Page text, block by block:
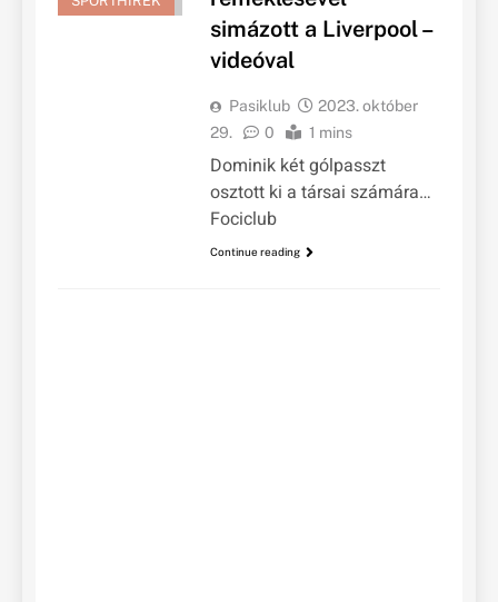
simázott a Liverpool –
videóval
Pasiklub
2023. október
29.
0 1 mins
Dominik két gólpasszt
osztott ki a társai számára…
Fociclub
Continue reading